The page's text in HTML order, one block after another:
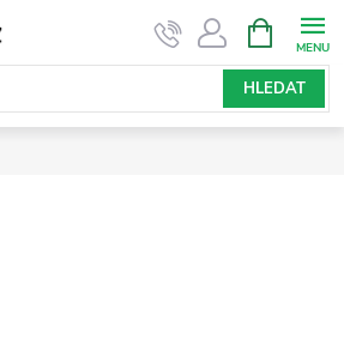
HLEDAT
NÁKUPNÍ
KOŠÍK